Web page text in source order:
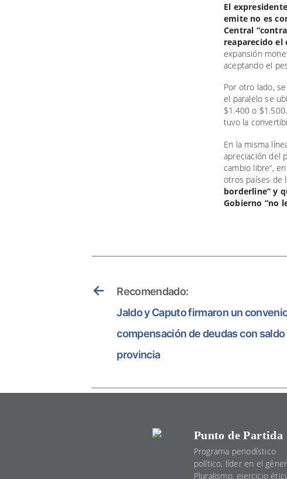
El
emite no es
Central
reaparecido el
expansión
aceptando el
Por otro lado,
el paralelo se
$1.400 o
tuvo la
En la misma
apreciación del
cambio libre”,
otros países de
borderline” y
Gobierno “no
←
Recomendado:
Jaldo y Caputo firmaron un
compensación de deudas con
provincia
Punto de Partida
Programa periodístico
político, líder en el
Pluralismo, ejercicio